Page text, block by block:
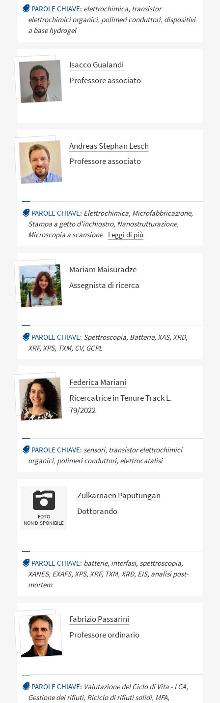
PAROLE CHIAVE: elettrochimica, transistor
elettrochimici organici, polimeri conduttori, dispositivi
a base hydrogel
Isacco Gualandi
Professore associato
Andreas Stephan Lesch
Professore associato
PAROLE CHIAVE: Elettrochimica, Microfabbricazione,
Stampa a getto d'inchiostro, Nanostrutturazione,
Microscopia a scansione
Leggi di più
Mariam Maisuradze
Assegnista di ricerca
PAROLE CHIAVE: Spettroscopia, Batterie, XAS, XRD,
XRF, XPS, TXM, CV, GCPL
Federica Mariani
Ricercatrice in Tenure Track L.
79/2022
PAROLE CHIAVE: sensori, transistor elettrochimici
organici, polimeri conduttori, elettrocatalisi
FOTO
NON DISPONIBILE
Zulkarnaen Paputungan
Dottorando
PAROLE CHIAVE: batterie, interfasi, spettroscopia,
XANES, EXAFS, XPS, XRF, TXM, XRD, EIS, analisi post-
mortem
Fabrizio Passarini
Professore ordinario
PAROLE CHIAVE: Valutazione del Ciclo di Vita - LCA,
Gestione dei rifiuti, Riciclo di rifiuti solidi, MFA,